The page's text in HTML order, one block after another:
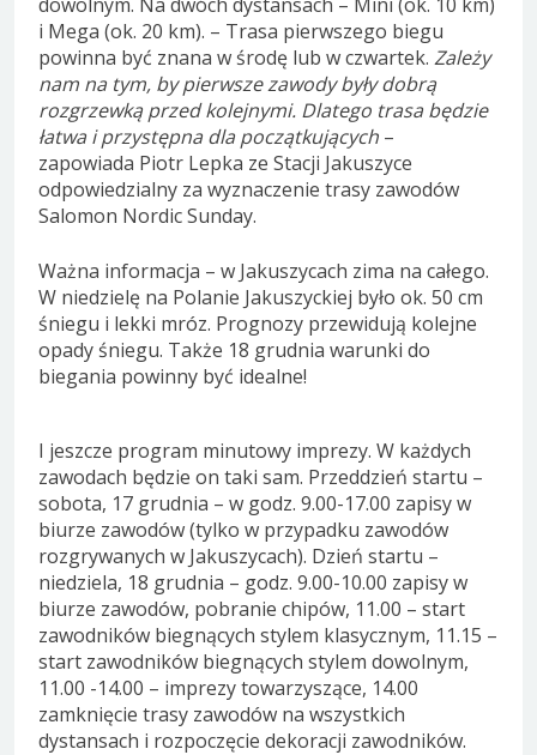
i Mega (ok. 20 km). – Trasa pierwszego biegu
powinna być znana w środę lub w czwartek. Zależy
nam na tym, by pierwsze zawody były dobrą
rozgrzewką przed kolejnymi. Dlatego trasa będzie
łatwa i przystępna dla początkujących –
zapowiada Piotr Lepka ze Stacji Jakuszyce
odpowiedzialny za wyznaczenie trasy zawodów
Salomon Nordic Sunday.
Ważna informacja – w Jakuszycach zima na całego.
W niedzielę na Polanie Jakuszyckiej było ok. 50 cm
śniegu i lekki mróz. Prognozy przewidują kolejne
opady śniegu. Także 18 grudnia warunki do
biegania powinny być idealne!
I jeszcze program minutowy imprezy. W każdych
zawodach będzie on taki sam. Przeddzień startu –
sobota, 17 grudnia – w godz. 9.00-17.00 zapisy w
biurze zawodów (tylko w przypadku zawodów
rozgrywanych w Jakuszycach). Dzień startu –
niedziela, 18 grudnia – godz. 9.00-10.00 zapisy w
biurze zawodów, pobranie chipów, 11.00 – start
zawodników biegnących stylem klasycznym, 11.15 –
start zawodników biegnących stylem dowolnym,
11.00 -14.00 – imprezy towarzyszące, 14.00
zamknięcie trasy zawodów na wszystkich
dystansach i rozpoczęcie dekoracji zawodników.